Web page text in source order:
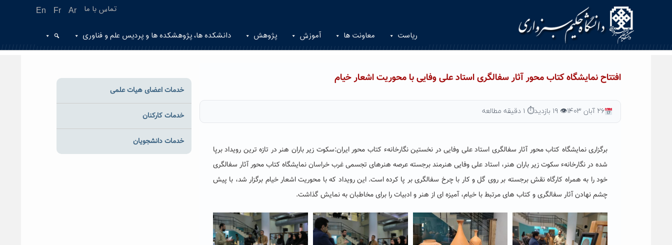
En Fr Ar تماس با ما
ریاست معاونت ها آموزش پژوهش دانشکده ها، پژوهشکده ها و پردیس علم و فناوری
افتتاح نمایشگاه کتاب محور آثار سفالگری استاد علی وفایی با محوریت اشعار خیام
۲۶ آبان ۱۴۰۳ 👁 ۱۹ بازدید ⏱ ۱ دقیقه مطالعه
برگزاری نمایشگاه کتاب محور آثار سفالگری استاد علی وفایی در نخستین نگارخانهء کتاب محور ایران:سکوت زیر باران هنر در تازه ترین رویداد برپا
شده در نگارخانهء سکوت زیر باران هنر، استاد علی وفایی هنرمند برجسته عرصه هنرهای تجسمی غرب خراسان نمایشگاه کتاب محور آثار سفالگری
خود را به همراه کارگاه نقش برجسته بر روی گل و کار با چرخ سفالگری بر پا کرده است. این رویداد که با محوریت اشعار خیام برگزار شد، با پیش
چشم نهادن آثار سفالگری و کتاب های مرتبط با خیام،آمیزه ای از هنر و ادبیات را برای مخاطبان به نمایش گذاشت.
خدمات اعضای هیات علمی
خدمات کارکنان
خدمات دانشجویان